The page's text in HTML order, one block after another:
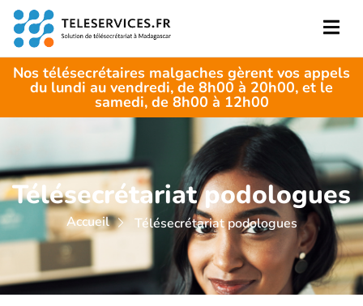
Nos télésecrétaires malgaches gèrent vos appels
du lundi au vendredi, de 8h00 à 20h00, et le
samedi, de 8h00 à 12h00
Télésecrétariat podologues
Accueil Télésecrétariat podologues